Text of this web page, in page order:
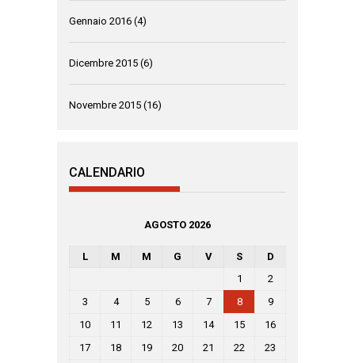
Gennaio 2016 (4)
Dicembre 2015 (6)
Novembre 2015 (16)
CALENDARIO
AGOSTO 2026
L M M G V S
D
1
2
3
4 5 6 7 8
9
10
11 12 13 14 15
16
17
18 19 20 21 22
23